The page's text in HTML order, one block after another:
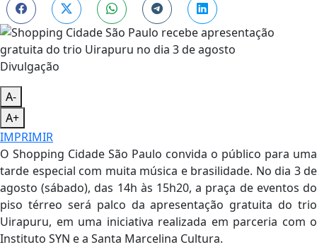
Divulgação
A-
A+
IMPRIMIR
O Shopping Cidade São Paulo convida o público para uma
tarde especial com muita música e brasilidade. No dia 3 de
agosto (sábado), das 14h às 15h20, a praça de eventos do
piso térreo será palco da apresentação gratuita do trio
Uirapuru, em uma iniciativa realizada em parceria com o
Instituto SYN e a Santa Marcelina Cultura.